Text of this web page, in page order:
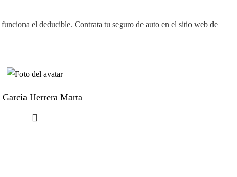
el deducible. Contrata tu seguro de auto en el sitio web de
García Herrera Marta